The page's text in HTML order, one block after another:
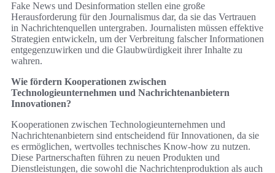
Fake News und Desinformation stellen eine große
Herausforderung für den Journalismus dar, da sie das Vertrauen
in Nachrichtenquellen untergraben. Journalisten müssen effektive
Strategien entwickeln, um der Verbreitung falscher Informationen
entgegenzuwirken und die Glaubwürdigkeit ihrer Inhalte zu
wahren.
Wie fördern Kooperationen zwischen
Technologieunternehmen und Nachrichtenanbietern
Innovationen?
Kooperationen zwischen Technologieunternehmen und
Nachrichtenanbietern sind entscheidend für Innovationen, da sie
es ermöglichen, wertvolles technisches Know-how zu nutzen.
Diese Partnerschaften führen zu neuen Produkten und
Dienstleistungen, die sowohl die Nachrichtenproduktion als auch